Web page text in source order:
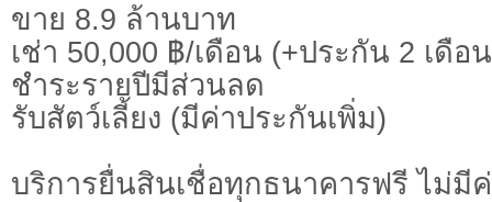
ขาย 8.9 ล้านบาท
เช่า 50,000 ฿/เดือน (+ประกัน 2 เดือ
ชำระรายปีมีส่วนลด
รับสัตว์เลี้ยง (มีค่าประกันเพิ่ม)
บริ​การยื่น​สินเชื่อ​ทุก​ธนาคาร​ฟรี​ ไม่มี